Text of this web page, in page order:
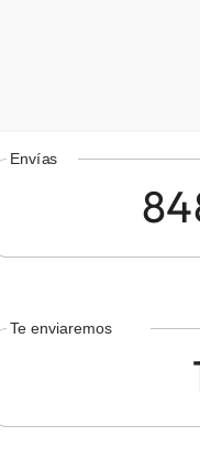
Envías
Te enviaremos